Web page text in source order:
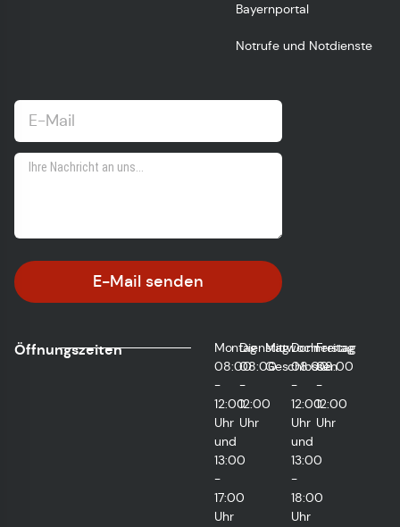
Bayernportal
Notrufe und Notdienste
E-Mail senden
Öffnungszeiten
Montag
08:00
-
12:00
Uhr
und
13:00
-
17:00
Uhr
Dienstag
08:00
-
12:00
Uhr
Mittwoch
Geschlossen
Donnerstag
08:00
-
12:00
Uhr
und
13:00
-
18:00
Uhr
Freitag
08:00
-
12:00
Uhr